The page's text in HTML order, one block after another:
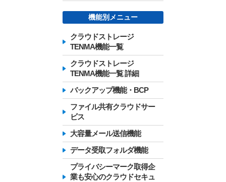
機能別メニュー
クラウドストレージ
TENMA機能一覧
クラウドストレージ
TENMA機能一覧 詳細
バックアップ機能・BCP
ファイル共有クラウドサー
ビス
大容量メール送信機能
データ受取フォルダ機能
プライバシーマーク取得企
業も安心のクラウドセキュ